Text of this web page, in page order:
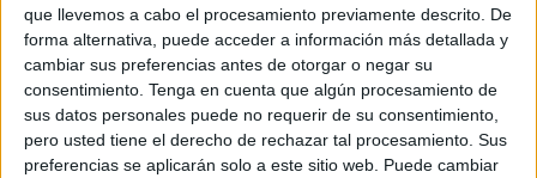
que llevemos a cabo el procesamiento previamente descrito. De
forma alternativa, puede acceder a información más detallada y
cambiar sus preferencias antes de otorgar o negar su
consentimiento. Tenga en cuenta que algún procesamiento de
sus datos personales puede no requerir de su consentimiento,
pero usted tiene el derecho de rechazar tal procesamiento. Sus
preferencias se aplicarán solo a este sitio web. Puede cambiar
Redru y Pedro salieron a recibirlos
Se podía ver a Redru y Pedro López animando y
siguiendoa los hinchas con sus cánticos a las puertas del
hotel.